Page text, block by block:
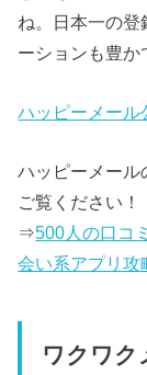
ね。日本一の登
ーションも豊か
ハッピーメール
ハッピーメール
ご覧ください！
⇒500人の口コ
会い系アプリ攻
ワクワク